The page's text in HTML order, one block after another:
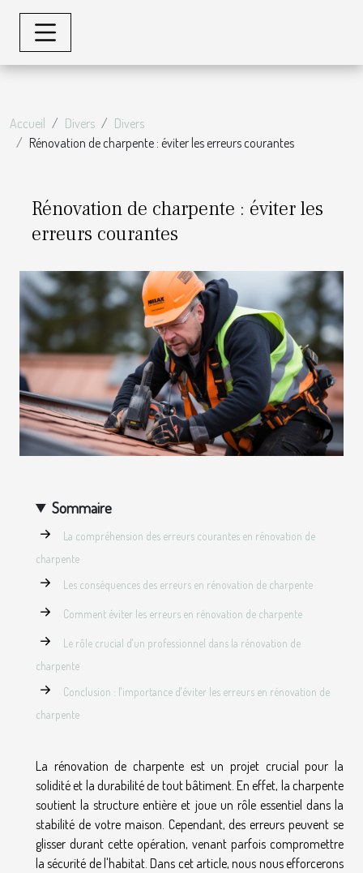
Accueil Divers
Divers
Rénovation de charpente : éviter les erreurs courantes
Rénovation de charpente : éviter les
erreurs courantes
Sommaire
La compréhension des erreurs courantes en rénovation de
charpente
Les conséquences des erreurs en rénovation de charpente
Comment éviter les erreurs en rénovation de charpente
Le rôle crucial d'un professionnel dans la rénovation de
charpente
Conclusion : l'importance d'éviter les erreurs en rénovation de
charpente
La rénovation de charpente est un projet crucial pour la
solidité et la durabilité de tout bâtiment. En effet, la charpente
soutient la structure entière et joue un rôle essentiel dans la
stabilité de votre maison. Cependant, des erreurs peuvent se
glisser durant cette opération, venant parfois compromettre
la sécurité de l'habitat. Dans cet article, nous nous efforcerons